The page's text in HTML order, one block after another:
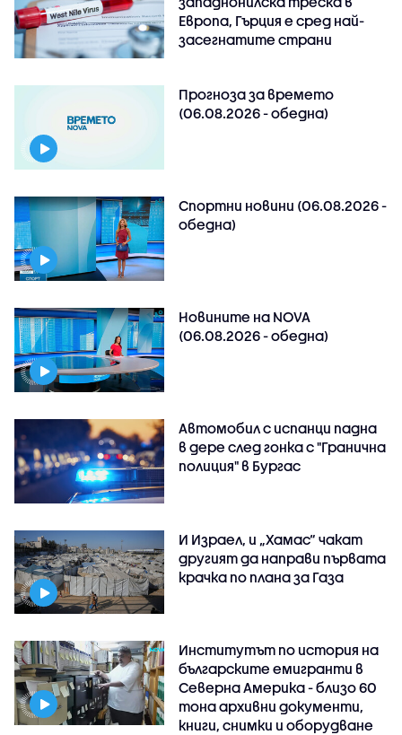
Европа, Гърция е сред най-
засегнатите страни
Прогноза за времето
(06.08.2026 - обедна)
Спортни новини (06.08.2026 -
обедна)
Новините на NOVA
(06.08.2026 - обедна)
Автомобил с испанци падна
в дере след гонка с "Гранична
полиция" в Бургас
И Израел, и „Хамас“ чакат
другият да направи първата
крачка по плана за Газа
Институтът по история на
българските емигранти в
Северна Америка - близо 60
тона архивни документи,
книги, снимки и оборудване